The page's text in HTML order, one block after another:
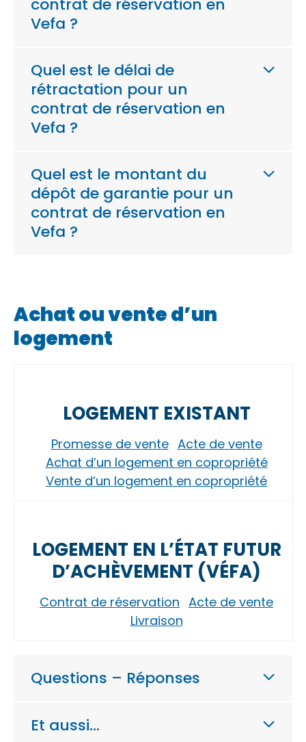
contrat de réservation en
Vefa ?
Quel est le délai de
rétractation pour un
contrat de réservation en
Vefa ?
Quel est le montant du
dépôt de garantie pour un
contrat de réservation en
Vefa ?
Achat ou vente d’un
logement
LOGEMENT EXISTANT
Promesse de vente Acte de vente
Achat d’un logement en copropriété
Vente d’un logement en copropriété
LOGEMENT EN L’ÉTAT FUTUR
D’ACHÈVEMENT (VÉFA)
Contrat de réservation Acte de vente
Livraison
Questions – Réponses
Et aussi…